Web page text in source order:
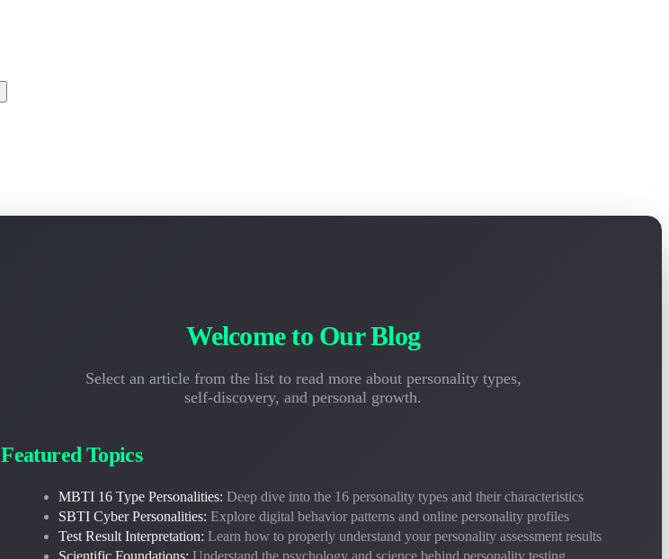
Welcome to Our Blog
Select an article from the list to read more about personality types,
self-discovery, and personal growth.
Featured Topics
MBTI 16 Type Personalities: Deep dive into the 16 personality types and their characteristics
SBTI Cyber Personalities: Explore digital behavior patterns and online personality profiles
Test Result Interpretation: Learn how to properly understand your personality assessment results
Scientific Foundations: Understand the psychology and science behind personality testing